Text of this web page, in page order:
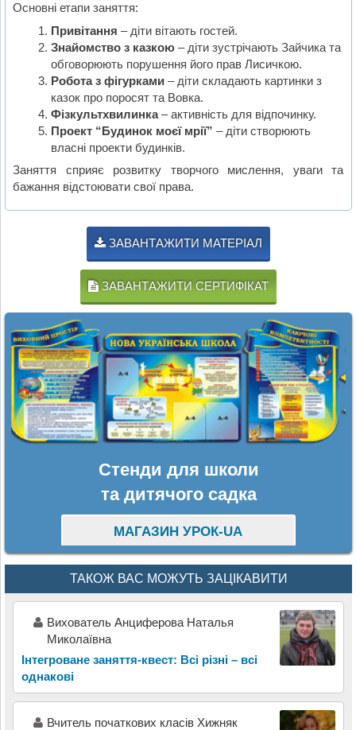
Основні етапи заняття:
Привітання – діти вітають гостей.
Знайомство з казкою– діти зустрічають Зайчика та
обговорюють порушення його прав Лисичкою.
Робота з фігурками– діти складають картинки з
казок про поросят та Вовка.
Фізкультхвилинка– активність для відпочинку.
Проект “Будинок моєї мрії” – діти створюють
власні проекти будинків.
Заняття сприяє розвитку творчого мислення, уваги та
бажання відстоювати свої права.
ЗАВАНТАЖИТИ МАТЕРІАЛ
ЗАВАНТАЖИТИ СЕРТИФІКАТ
Стенди для школи
та дитячого садка
МАГАЗИН УРОК-UA
ТАКОЖ ВАС МОЖУТЬ ЗАЦІКАВИТИ
Вихователь Анциферова Наталья
Миколаївна
Інтегроване заняття-квест: Всі різні – всі
однакові
Вчитель початкових класів Хижняк